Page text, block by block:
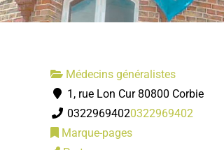
Médecins généralistes
1, rue Lon Cur 80800 Corbie
03229694020322969402
Marque-pages